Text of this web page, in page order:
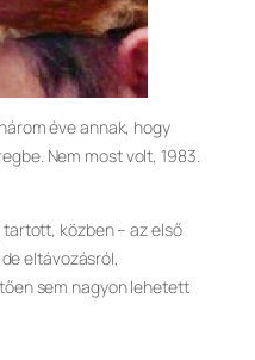
éve annak, hogy
Nem most volt, 1983.
közben – az első
eltávozásról,
sem nagyon lehetett